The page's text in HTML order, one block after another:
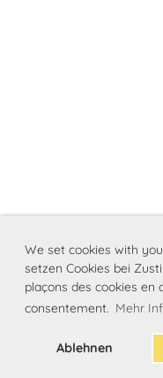
We set cookies with
setzen Cookies bei
plaçons des cookies en
consentement. Mehr
Ablehnen